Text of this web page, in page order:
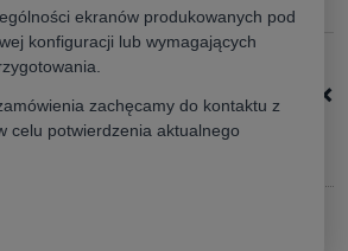
+
do projektora, dostosowany do Twoich potrzeb!
ekranów produkowanych pod
konfiguracji lub wymagających
zachęcamy do kontaktu z
celu potwierdzenia aktualnego